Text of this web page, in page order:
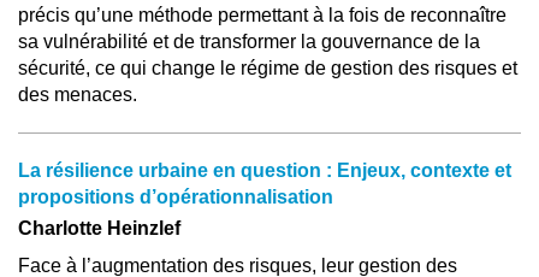
précis qu’une méthode permettant à la fois de reconnaître
sa vulnérabilité et de transformer la gouvernance de la
sécurité, ce qui change le régime de gestion des risques et
des menaces.
La résilience urbaine en question : Enjeux, contexte et
propositions d’opérationnalisation
Charlotte Heinzlef
Face à l’augmentation des risques, leur gestion des